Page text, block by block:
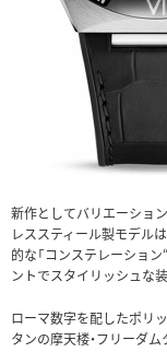
新作としてバリエーショ
レススティール製モデル
的な「コンステレーショ
ントでスタイリッシュな
ローマ数字を配したポリ
タンの摩天楼・フリーダ